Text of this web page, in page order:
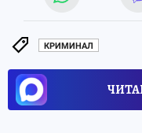
КРИМИНАЛ